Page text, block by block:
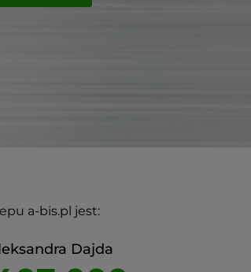
a-bis.pl jest:
Dajda